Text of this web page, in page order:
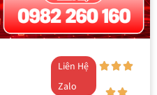
Liên Hệ
Zalo